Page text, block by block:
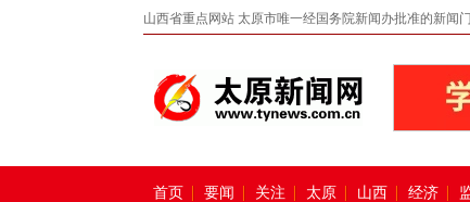
山西省重点网站 太原市唯一经国务院新闻办批准的新闻
首页 要闻 关注 太原 山西 经济